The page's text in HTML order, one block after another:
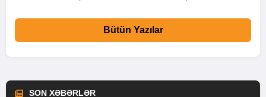
Bütün Yazılar
SON XƏBƏRLƏR